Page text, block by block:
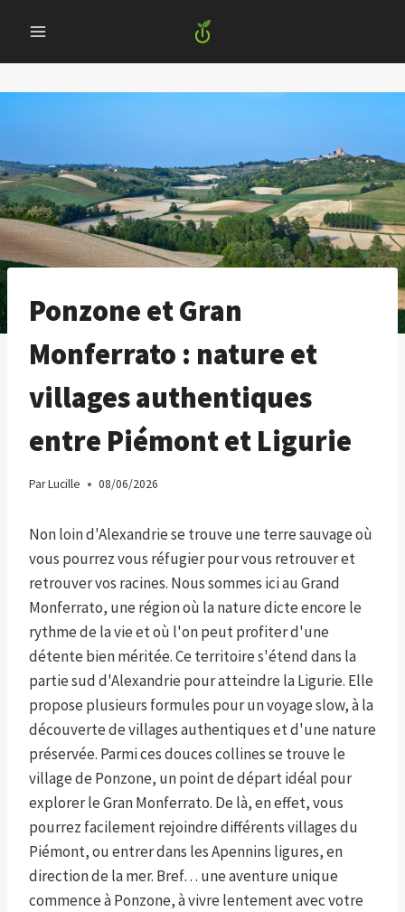
content
Ponzone et Gran
Monferrato : nature et
villages authentiques
entre Piémont et Ligurie
ParLucille 08/06/2026
Non loin d'Alexandrie se trouve une terre sauvage où
vous pourrez vous réfugier pour vous retrouver et
retrouver vos racines. Nous sommes ici au Grand
Monferrato, une région où la nature dicte encore le
rythme de la vie et où l'on peut profiter d'une
détente bien méritée. Ce territoire s'étend dans la
partie sud d'Alexandrie pour atteindre la Ligurie. Elle
propose plusieurs formules pour un voyage slow, à la
découverte de villages authentiques et d'une nature
préservée. Parmi ces douces collines se trouve le
village de Ponzone, un point de départ idéal pour
explorer le Gran Monferrato. De là, en effet, vous
pourrez facilement rejoindre différents villages du
Piémont, ou entrer dans les Apennins ligures, en
direction de la mer. Bref… une aventure unique
commence à Ponzone, à vivre lentement avec votre